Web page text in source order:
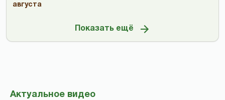
августа
Показать ещё
Актуальное видео